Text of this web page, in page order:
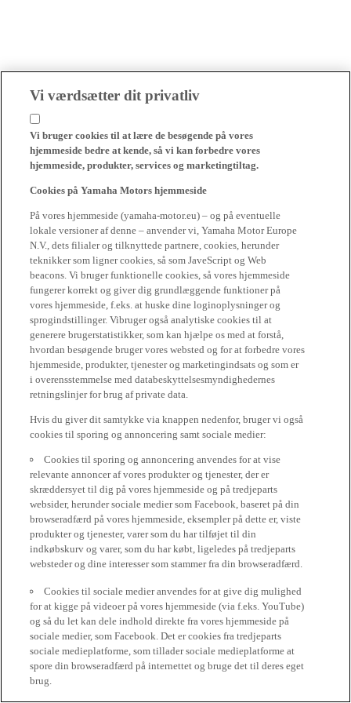
Vi værdsætter dit privatliv
Vi bruger cookies til at lære de besøgende på vores
hjemmeside bedre at kende, så vi kan forbedre vores
hjemmeside, produkter, services og marketingtiltag.
Cookies på Yamaha Motors hjemmeside
På vores hjemmeside (yamaha-motor.eu) – og på eventuelle
lokale versioner af denne – anvender vi, Yamaha Motor Europe
N.V., dets filialer og tilknyttede partnere, cookies, herunder
teknikker som ligner cookies, så som JaveScript og Web
beacons. Vi bruger funktionelle cookies, så vores hjemmeside
fungerer korrekt og giver dig grundlæggende funktioner på
vores hjemmeside, f.eks. at huske dine loginoplysninger og
sprogindstillinger. Vibruger også analytiske cookies til at
generere brugerstatistikker, som kan hjælpe os med at forstå,
hvordan besøgende bruger vores websted og for at forbedre vores
hjemmeside, produkter, tjenester og marketingindsats og som er
i overensstemmelse med databeskyttelsesmyndighedernes
retningslinjer for brug af private data.
Hvis du giver dit samtykke via knappen nedenfor, bruger vi også
cookies til sporing og annoncering samt sociale medier:
Cookies til sporing og annoncering anvendes for at vise
relevante annoncer af vores produkter og tjenester, der er
skræddersyet til dig på vores hjemmeside og på tredjeparts
websider, herunder sociale medier som Facebook, baseret på din
browseradfærd på vores hjemmeside, eksempler på dette er, viste
produkter og tjenester, varer som du har tilføjet til din
indkøbskurv og varer, som du har købt, ligeledes på tredjeparts
websteder og dine interesser som stammer fra din browseradfærd.
Cookies til sociale medier anvendes for at give dig mulighed
for at kigge på videoer på vores hjemmeside (via f.eks. YouTube)
og så du let kan dele indhold direkte fra vores hjemmeside på
sociale medier, som Facebook. Det er cookies fra tredjeparts
sociale medieplatforme, som tillader sociale medieplatforme at
spore din browseradfærd på internettet og bruge det til deres eget
brug.